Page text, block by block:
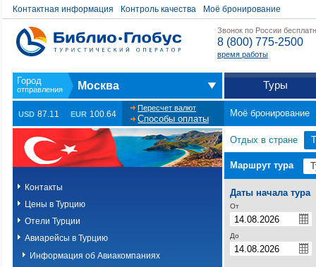
Контактная информация Контроль качества Моё бронирование
Звонок по России
8 (800) 775-2500
время работы
Москва Туры
USD 87.11 EUR 100.64
Пересчет валют
Способы оплаты
Моё бронирование
Контакты
Цены в Турцию
Отели Турции
Авиарейсы в Турцию
Информация об Авиакомпаниях
Отдых в стране
Маршрут тура
Даты начала тура
От
До